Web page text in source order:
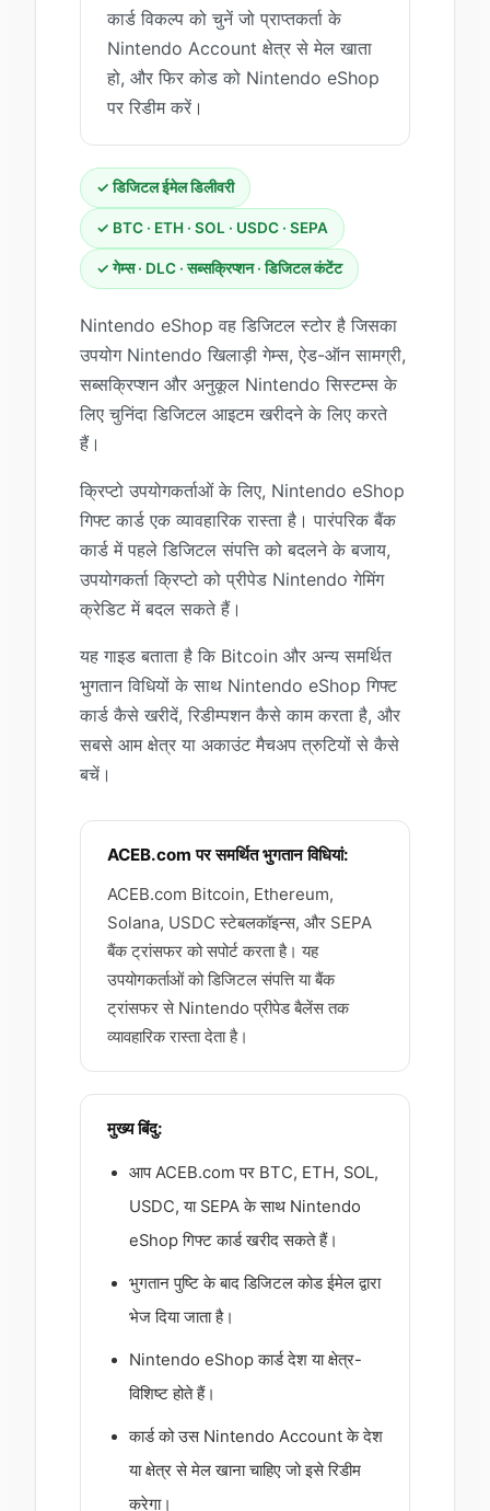
कार्ड विकल्प को चुनें जो प्राप्तकर्ता के
Nintendo Account क्षेत्र से मेल खाता
हो, और फिर कोड को Nintendo eShop
पर रिडीम करें।
✓ डिजिटल ईमेल डिलीवरी
✓ BTC · ETH · SOL · USDC · SEPA
✓ गेम्स · DLC · सब्सक्रिप्शन · डिजिटल कंटेंट
Nintendo eShop वह डिजिटल स्टोर है जिसका
उपयोग Nintendo खिलाड़ी गेम्स, ऐड-ऑन सामग्री,
सब्सक्रिप्शन और अनुकूल Nintendo सिस्टम्स के
लिए चुनिंदा डिजिटल आइटम खरीदने के लिए करते
हैं।
क्रिप्टो उपयोगकर्ताओं के लिए, Nintendo eShop
गिफ्ट कार्ड एक व्यावहारिक रास्ता है। पारंपरिक बैंक
कार्ड में पहले डिजिटल संपत्ति को बदलने के बजाय,
उपयोगकर्ता क्रिप्टो को प्रीपेड Nintendo गेमिंग
क्रेडिट में बदल सकते हैं।
यह गाइड बताता है कि Bitcoin और अन्य समर्थित
भुगतान विधियों के साथ Nintendo eShop गिफ्ट
कार्ड कैसे खरीदें, रिडीम्पशन कैसे काम करता है, और
सबसे आम क्षेत्र या अकाउंट मैचअप त्रुटियों से कैसे
बचें।
ACEB.com पर समर्थित भुगतान विधियां:
ACEB.com Bitcoin, Ethereum,
Solana, USDC स्टेबलकॉइन्स, और SEPA
बैंक ट्रांसफर को सपोर्ट करता है। यह
उपयोगकर्ताओं को डिजिटल संपत्ति या बैंक
ट्रांसफर से Nintendo प्रीपेड बैलेंस तक
व्यावहारिक रास्ता देता है।
मुख्य बिंदु:
आप ACEB.com पर BTC, ETH, SOL,
USDC, या SEPA के साथ Nintendo
eShop गिफ्ट कार्ड खरीद सकते हैं।
भुगतान पुष्टि के बाद डिजिटल कोड ईमेल द्वारा
भेज दिया जाता है।
Nintendo eShop कार्ड देश या क्षेत्र-
विशिष्ट होते हैं।
कार्ड को उस Nintendo Account के देश
या क्षेत्र से मेल खाना चाहिए जो इसे रिडीम
करेगा।